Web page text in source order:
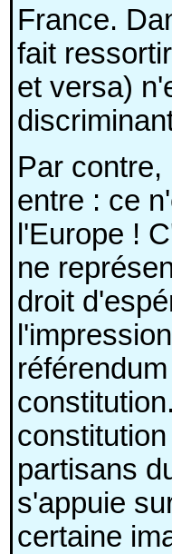
France.
fait
et versa)
Par
entre : ce
l'Europe !
ne
droit
partisans
s'appuie
certaine